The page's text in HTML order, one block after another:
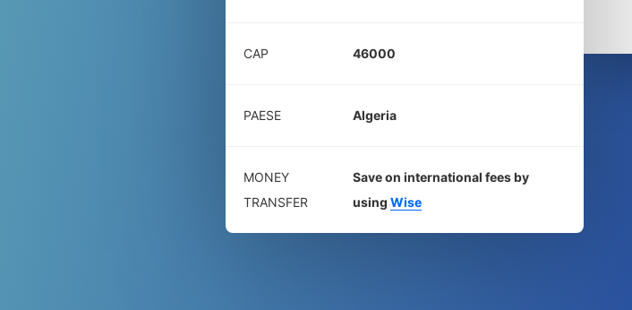
CAP 46000
PAESE Algeria
MONEY
TRANSFER
Save on international fees by
using Wise